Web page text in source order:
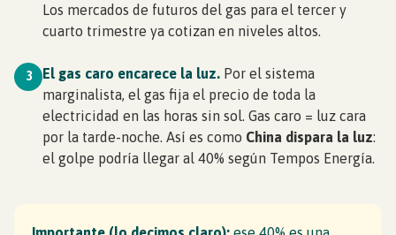
Los mercados de futuros del gas para el tercer y
cuarto trimestre ya cotizan en niveles altos.
3 El gas caro encarece la luz. Por el sistema
marginalista, el gas fija el precio de toda la
electricidad en las horas sin sol. Gas caro = luz cara
por la tarde-noche. Así es como China dispara la luz:
el golpe podría llegar al 40% según Tempos Energía.